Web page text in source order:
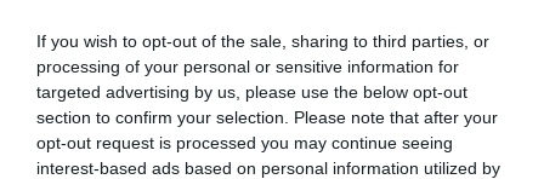
If you wish to opt-out of the sale, sharing to third parties, or
processing of your personal or sensitive information for
targeted advertising by us, please use the below opt-out
section to confirm your selection. Please note that after your
opt-out request is processed you may continue seeing
interest-based ads based on personal information utilized by